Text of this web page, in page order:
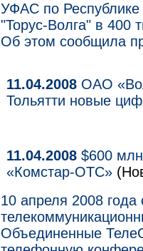
УФАС по
"Торус-Волга" в 400
Об этом сообщила
11.04.2008 ОАО
Тольятти новые
11.04.2008 $600
«Комстар-ОТС»
10 апреля 2008 года
Объединенные